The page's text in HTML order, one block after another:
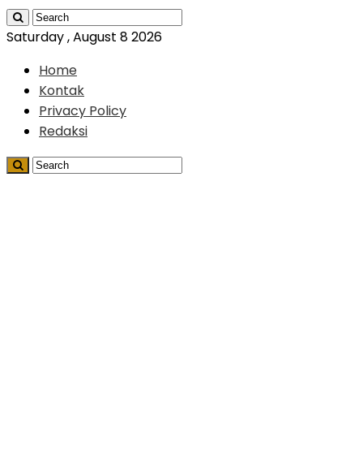
Saturday , August 8 2026
Home
Kontak
Privacy Policy
Redaksi